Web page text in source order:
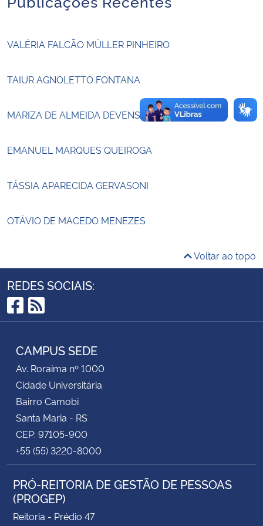
Advocacia-Geral da União
Banco Central do Brasil
Planalto
VALÉRIA FALCÃO MÜLLER PINHEIRO
TAIUR AGNOLETTO FONTANA
MARIZA DE ALMEIDA DEVENS
EMANUEL MARQUES QUEIROGA
TÁSSIA APARECIDA GERVASONI
OTÁVIO DE MACEDO MENEZES
Voltar ao topo
REDES SOCIAIS:
Facebook
RSS
CAMPUS SEDE
Av. Roraima nº 1000
Cidade Universitária
Bairro Camobi
Santa Maria - RS
CEP: 97105-900
+55 (55) 3220-8000
PRÓ-REITORIA DE GESTÃO DE PESSOAS
(PROGEP)
Reitoria - Prédio 47